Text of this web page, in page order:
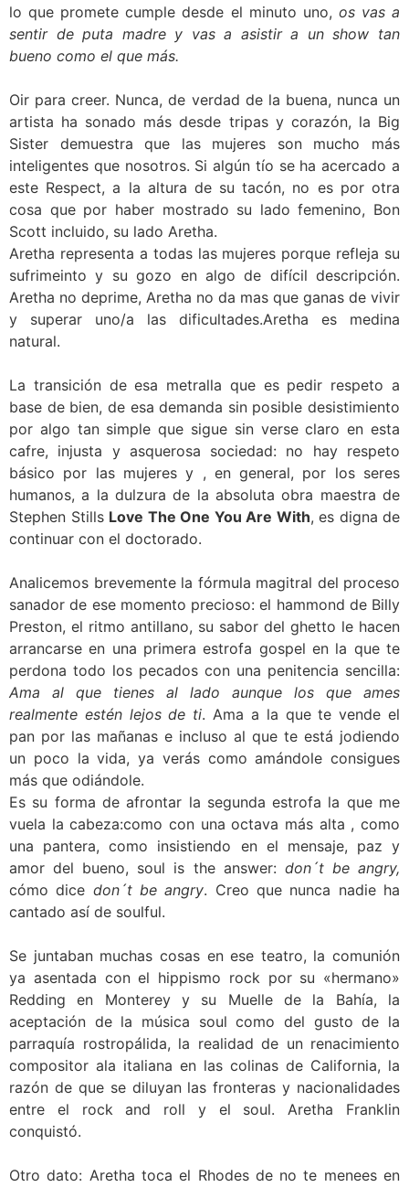
lo que promete cumple desde el minuto uno, os vas a
sentir de puta madre y vas a asistir a un show tan
bueno como el que más.
Oir para creer. Nunca, de verdad de la buena, nunca un
artista ha sonado más desde tripas y corazón, la Big
Sister demuestra que las mujeres son mucho más
inteligentes que nosotros. Si algún tío se ha acercado a
este Respect, a la altura de su tacón, no es por otra
cosa que por haber mostrado su lado femenino, Bon
Scott incluido, su lado Aretha.
Aretha representa a todas las mujeres porque refleja su
sufrimeinto y su gozo en algo de difícil descripción.
Aretha no deprime, Aretha no da mas que ganas de vivir
y superar uno/a las dificultades.Aretha es medina
natural.
La transición de esa metralla que es pedir respeto a
base de bien, de esa demanda sin posible desistimiento
por algo tan simple que sigue sin verse claro en esta
cafre, injusta y asquerosa sociedad: no hay respeto
básico por las mujeres y , en general, por los seres
humanos, a la dulzura de la absoluta obra maestra de
Stephen Stills Love The One You Are With, es digna de
continuar con el doctorado.
Analicemos brevemente la fórmula magitral del proceso
sanador de ese momento precioso: el hammond de Billy
Preston, el ritmo antillano, su sabor del ghetto le hacen
arrancarse en una primera estrofa gospel en la que te
perdona todo los pecados con una penitencia sencilla:
Ama al que tienes al lado aunque los que ames
realmente estén lejos de ti. Ama a la que te vende el
pan por las mañanas e incluso al que te está jodiendo
un poco la vida, ya verás como amándole consigues
más que odiándole.
Es su forma de afrontar la segunda estrofa la que me
vuela la cabeza:como con una octava más alta , como
una pantera, como insistiendo en el mensaje, paz y
amor del bueno, soul is the answer: don´t be angry,
cómo dice don´t be angry. Creo que nunca nadie ha
cantado así de soulful.
Se juntaban muchas cosas en ese teatro, la comunión
ya asentada con el hippismo rock por su «hermano»
Redding en Monterey y su Muelle de la Bahía, la
aceptación de la música soul como del gusto de la
parraquía rostropálida, la realidad de un renacimiento
compositor ala italiana en las colinas de California, la
razón de que se diluyan las fronteras y nacionalidades
entre el rock and roll y el soul. Aretha Franklin
conquistó.
Otro dato: Aretha toca el Rhodes de no te menees en